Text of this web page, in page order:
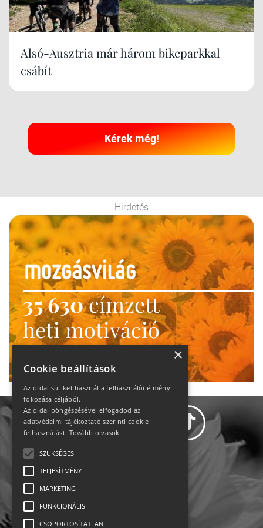
Alsó-Ausztria már három bikeparkkal
csábít
Kérek még!
Hirdetés
35 630címzett
heti motiváció
Ne maradj le!
Impresszum-kapcsolat
×
Cookie beállítások
Az oldal sütiket használ a felhasználói élmény
fokozása céljából.
Az oldal böngészésével elfogadod az
adatvédelmi tájékoztató szerinti cookie
felhasználást. Tovább olvasok
SZÜKSÉGES
TELJESÍTMÉNY
MARKETING
FUNKCIONÁLIS
CSOPORTOSÍTATLAN